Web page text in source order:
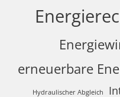
erneuerbare
Hydraulischer Abgleich